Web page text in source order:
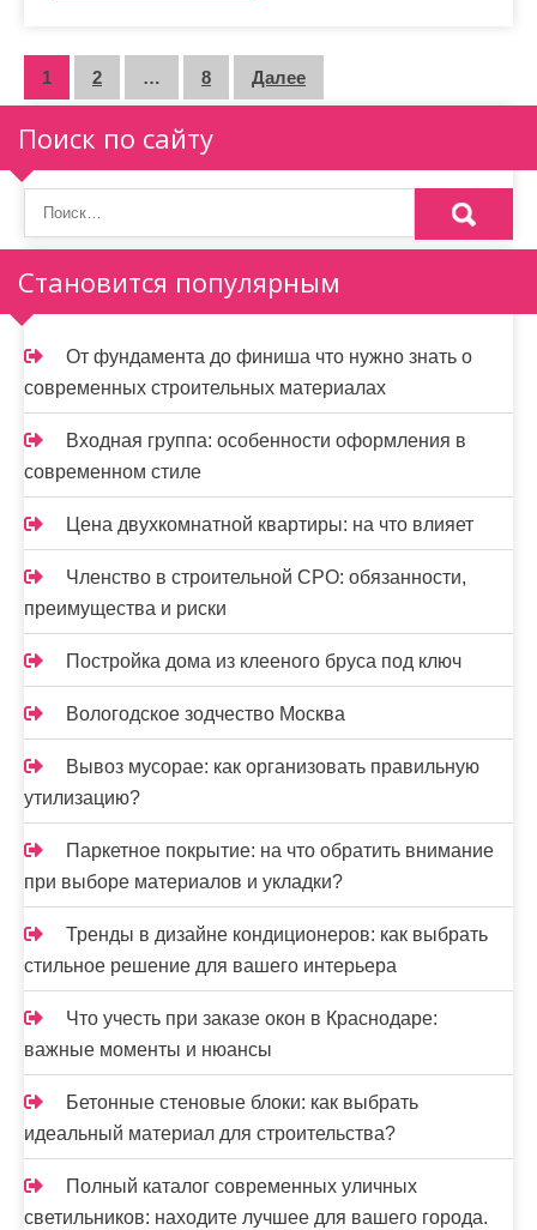
П
а
г
и
н
а
ц
и
я
з
а
п
и
с
е
й
1 2 … 8 Далее
Поиск по сайту
Становится популярным
От фундамента до финиша что нужно знать о
современных строительных материалах
Входная группа: особенности оформления в
современном стиле
Цена двухкомнатной квартиры: на что влияет
Членство в строительной СРО: обязанности,
преимущества и риски
Постройка дома из клееного бруса под ключ
Вологодское зодчество Москва
Вывоз мусорае: как организовать правильную
утилизацию?
Паркетное покрытие: на что обратить внимание
при выборе материалов и укладки?
Тренды в дизайне кондиционеров: как выбрать
стильное решение для вашего интерьера
Что учесть при заказе окон в Краснодаре:
важные моменты и нюансы
Бетонные стеновые блоки: как выбрать
идеальный материал для строительства?
Полный каталог современных уличных
светильников: находите лучшее для вашего города.